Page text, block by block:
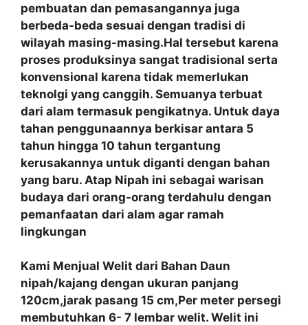
pembuatan dan pemasangannya juga
berbeda-beda sesuai dengan tradisi di
wilayah masing-masing.Hal tersebut karena
proses produksinya sangat tradisional serta
konvensional karena tidak memerlukan
teknolgi yang canggih. Semuanya terbuat
dari alam termasuk pengikatnya. Untuk daya
tahan penggunaannya berkisar antara 5
tahun hingga 10 tahun tergantung
kerusakannya untuk diganti dengan bahan
yang baru. Atap Nipah ini sebagai warisan
budaya dari orang-orang terdahulu dengan
pemanfaatan dari alam agar ramah
lingkungan
Kami Menjual Welit dari Bahan Daun
nipah/kajang dengan ukuran panjang
120cm,jarak pasang 15 cm,Per meter persegi
membutuhkan 6- 7 lembar welit. Welit ini